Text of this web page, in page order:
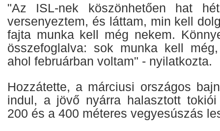
"Az ISL-nek köszönhetően hat
versenyeztem, és láttam, min kell
fajta munka kell még nekem.
összefoglalva: sok munka kell
ahol februárban voltam" - nyilatkozta.
Hozzátette, a márciusi országos
indul, a jövő nyárra halasztott
200 és a 400 méteres vegyesúszás